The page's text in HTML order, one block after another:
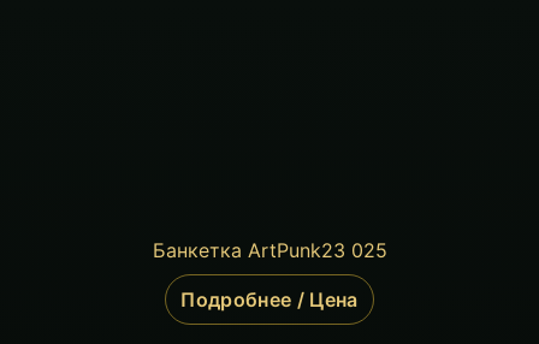
Банкетка ArtPunk23 025
Подробнее / Цена